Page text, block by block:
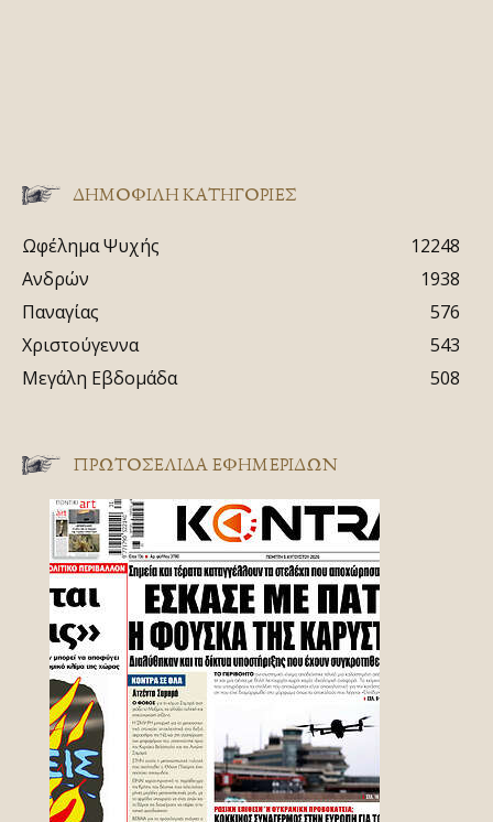
ΔΗΜΟΦΙΛΗ ΚΑΤΗΓΟΡΙΕΣ
Ωφέλημα Ψυχής
12248
Ανδρών
1938
Παναγίας
576
Χριστούγεννα
543
Μεγάλη Εβδομάδα
508
ΠΡΩΤΟΣΈΛΙΔΑ ΕΦΗΜΕΡΊΔΩΝ